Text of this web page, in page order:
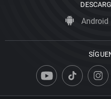
Android